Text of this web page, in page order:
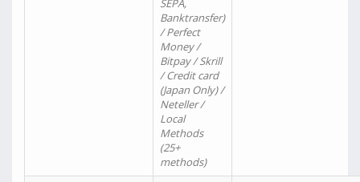
SEPA,
Banktransfer)
/ Perfect
Money /
Bitpay / Skrill
/ Credit card
(Japan Only) /
Neteller /
Local
Methods
(25+
methods)